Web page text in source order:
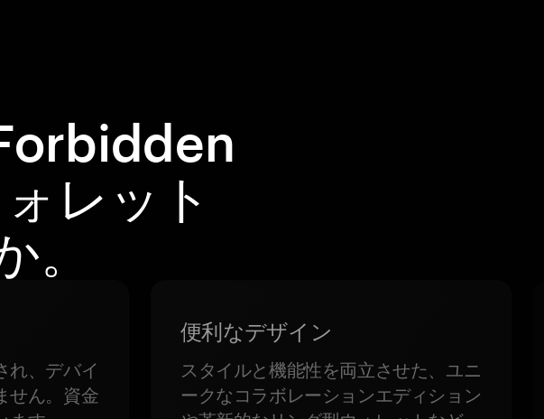
レット
。
れ、デバイ
せん。資金
便利なデザイン
スタイルと機能性を両立させた、ユニ
ークなコラボレーションエディション